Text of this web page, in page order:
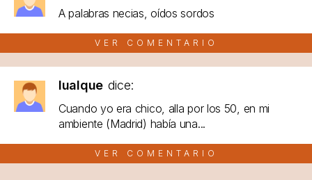
A palabras necias, oídos sordos
VER COMENTARIO
lualque dice:
Cuando yo era chico, alla por los 50, en mi
ambiente (Madrid) había una...
VER COMENTARIO